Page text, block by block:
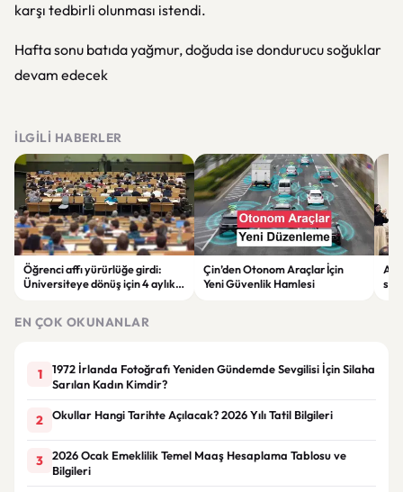
karşı tedbirli olunması istendi.
Hafta sonu batıda yağmur, doğuda ise dondurucu soğuklar
devam edecek
İLGILI HABERLER
Öğrenci affı yürürlüğe girdi:
Üniversiteye dönüş için 4 aylık
Çin’den Otonom Araçlar İçin
Yeni Güvenlik Hamlesi
EN ÇOK OKUNANLAR
1
1972 İrlanda Fotoğrafı Yeniden Gündemde Sevgilisi İçin Silaha
Sarılan Kadın Kimdir?
2 Okullar Hangi Tarihte Açılacak? 2026 Yılı Tatil Bilgileri
3
2026 Ocak Emeklilik Temel Maaş Hesaplama Tablosu ve
Bilgileri